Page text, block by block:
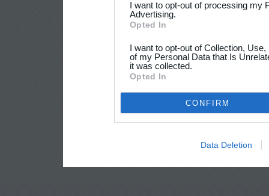
I want to opt-out of processing my
Advertising.
Opted In
I want to opt-out of Collection,
of my Personal Data that Is
it was collected.
Opted In
CONFIRM
Data Deletion